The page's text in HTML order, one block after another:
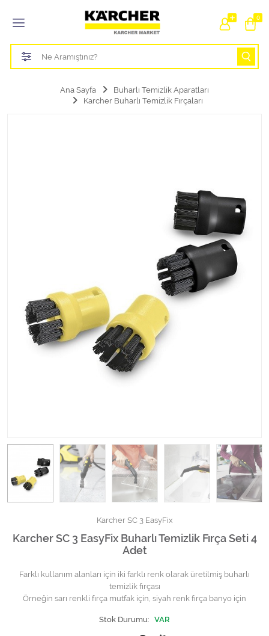
0
Tüm Kategoriler
Bahçe Sulama Ürünleri
Buharlı Temizlik Aparatları
Tüm Kategorileri Gör
Ana Sayfa
Buharlı Temizlik Aparatları
Karcher Buharlı Temizlik Fırçaları
Karcher SC 3 EasyFix
Karcher SC 3 EasyFix Buharlı Temizlik Fırça Seti 4
Adet
Farklı kullanım alanları için iki farklı renk olarak üretilmiş buharlı
temizlik fırçası
Örneğin sarı renkli fırça mutfak için, siyah renk fırça banyo için
Stok Durumu: VAR